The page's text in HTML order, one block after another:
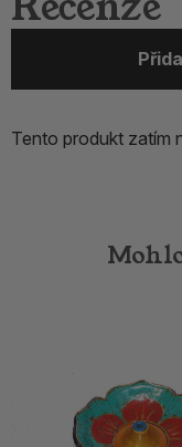
Tento produkt zatím